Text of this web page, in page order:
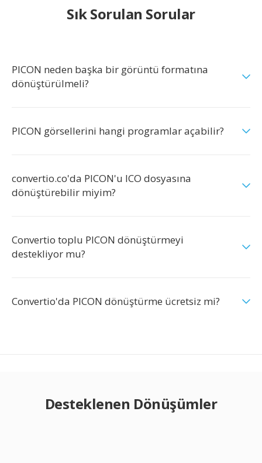
Sık Sorulan Sorular
PICON neden başka bir görüntü formatına
dönüştürülmeli?
PICON görsellerini hangi programlar açabilir?
convertio.co'da PICON'u ICO dosyasına
dönüştürebilir miyim?
Convertio toplu PICON dönüştürmeyi
destekliyor mu?
Convertio'da PICON dönüştürme ücretsiz mi?
Desteklenen Dönüşümler